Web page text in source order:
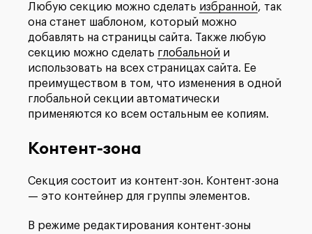
Любую секцию можно сделать избранной, так
она станет шаблоном, который можно
добавлять на страницы сайта. Также любую
секцию можно сделать глобальной и
использовать на всех страницах сайта. Ее
преимуществом в том, что изменения в одной
глобальной секции автоматически
применяются ко всем остальным ее копиям.
Контент-зона
Секция состоит из контент-зон. Контент-зона
— это контейнер для группы элементов.
В режиме редактирования контент-зоны